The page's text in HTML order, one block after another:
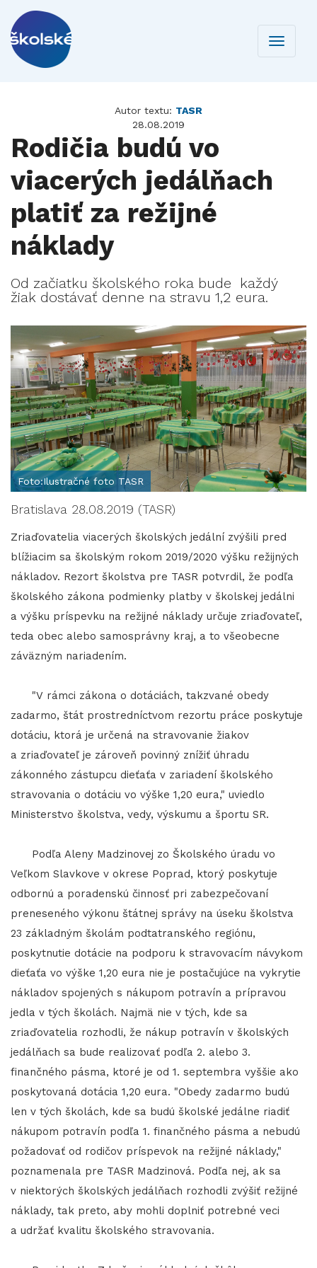
Toggle
Autor textu: TASR
28.08.2019
Rodičia budú vo
viacerých jedálňach
platiť za režijné
náklady
Od začiatku školského roka bude každý
žiak dostávať denne na stravu 1,2 eura.
Foto:Ilustračné foto TASR
Bratislava 28.08.2019 (TASR)
Zriaďovatelia viacerých školských jedální zvýšili pred
blížiacim sa školským rokom 2019/2020 výšku režijných
nákladov. Rezort školstva pre TASR potvrdil, že podľa
školského zákona podmienky platby v školskej jedálni
a výšku príspevku na režijné náklady určuje zriaďovateľ,
teda obec alebo samosprávny kraj, a to všeobecne
záväzným nariadením.
"V rámci zákona o dotáciách, takzvané obedy
zadarmo, štát prostredníctvom rezortu práce poskytuje
dotáciu, ktorá je určená na stravovanie žiakov
a zriaďovateľ je zároveň povinný znížiť úhradu
zákonného zástupcu dieťaťa v zariadení školského
stravovania o dotáciu vo výške 1,20 eura," uviedlo
Ministerstvo školstva, vedy, výskumu a športu SR.
Podľa Aleny Madzinovej zo Školského úradu vo
Veľkom Slavkove v okrese Poprad, ktorý poskytuje
odbornú a poradenskú činnosť pri zabezpečovaní
preneseného výkonu štátnej správy na úseku školstva
23 základným školám podtatranského regiónu,
poskytnutie dotácie na podporu k stravovacím návykom
dieťaťa vo výške 1,20 eura nie je postačujúce na vykrytie
nákladov spojených s nákupom potravín a prípravou
jedla v tých školách. Najmä nie v tých, kde sa
zriaďovatelia rozhodli, že nákup potravín v školských
jedálňach sa bude realizovať podľa 2. alebo 3.
finančného pásma, ktoré je od 1. septembra vyššie ako
poskytovaná dotácia 1,20 eura. "Obedy zadarmo budú
len v tých školách, kde sa budú školské jedálne riadiť
nákupom potravín podľa 1. finančného pásma a nebudú
požadovať od rodičov príspevok na režijné náklady,"
poznamenala pre TASR Madzinová. Podľa nej, ak sa
v niektorých školských jedálňach rozhodli zvýšiť režijné
náklady, tak preto, aby mohli doplniť potrebné veci
a udržať kvalitu školského stravovania.